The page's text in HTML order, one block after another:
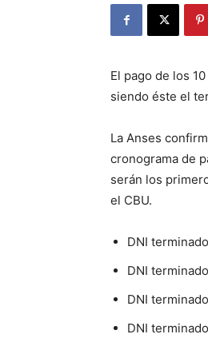
El pago de los
siendo éste el
La Anses
cronograma de
serán los
el CBU.
DNI
DNI
DNI
DNI